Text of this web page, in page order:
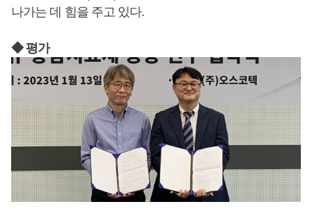
나가는 데 힘을 주고 있다.
◆ 평가